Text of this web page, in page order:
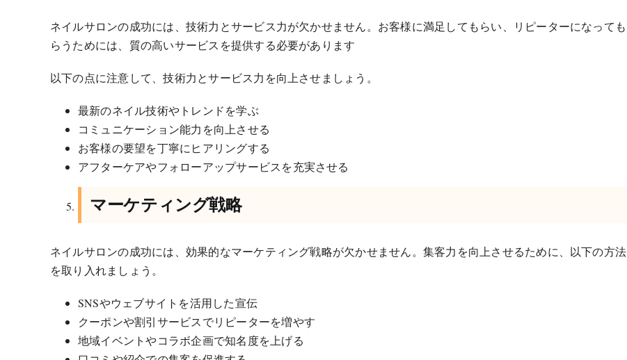
ネイルサロンの成功には、技術力とサービス力が欠かせません。お客様に満足してもらい、リピーターになっても
らうためには、質の高いサービスを提供する必要があります
以下の点に注意して、技術力とサービス力を向上させましょう。
最新のネイル技術やトレンドを学ぶ
コミュニケーション能力を向上させる
お客様の要望を丁寧にヒアリングする
アフターケアやフォローアップサービスを充実させる
マーケティング戦略
ネイルサロンの成功には、効果的なマーケティング戦略が欠かせません。集客力を向上させるために、以下の方法
を取り入れましょう。
SNSやウェブサイトを活用した宣伝
クーポンや割引サービスでリピーターを増やす
地域イベントやコラボ企画で知名度を上げる